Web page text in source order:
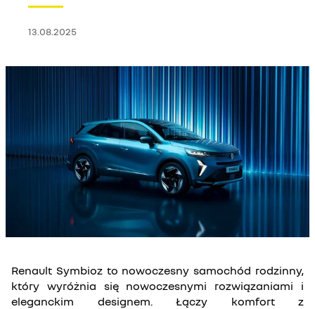
13.08.2025
Renault Symbioz to nowoczesny samochód rodzinny,
który wyróżnia się nowoczesnymi rozwiązaniami i
eleganckim designem. Łączy komfort z